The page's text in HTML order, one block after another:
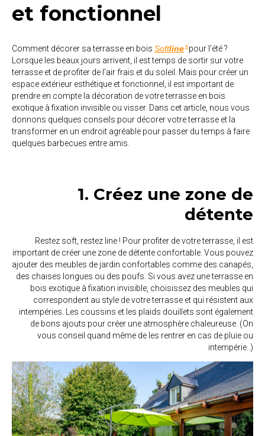
et fonctionnel
Comment décorer sa terrasse en bois Softline ®pour l’été ?
Lorsque les beaux jours arrivent, il est temps de sortir sur votre
terrasse et de profiter de l’air frais et du soleil. Mais pour créer un
espace extérieur esthétique et fonctionnel, il est important de
prendre en compte la décoration de votre terrasse en bois
exotique à fixation invisible ou visser. Dans cet article, nous vous
donnons quelques conseils pour décorer votre terrasse et la
transformer en un endroit agréable pour passer du temps à faire
quelques barbecues entre amis.
1. Créez une zone de
détente
Restez soft, restez line ! Pour profiter de votre terrasse, il est
important de créer une zone de détente confortable. Vous pouvez
ajouter des meubles de jardin confortables comme des canapés,
des chaises longues ou des poufs. Si vous avez une terrasse en
bois exotique à fixation invisible, choisissez des meubles qui
correspondent au style de votre terrasse et qui résistent aux
intempéries. Les coussins et les plaids douillets sont également
de bons ajouts pour créer une atmosphère chaleureuse. (On
vous conseil quand même de les rentrer en cas de pluie ou
intempérie..)